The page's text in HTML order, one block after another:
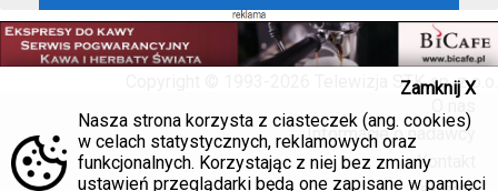
Zamknij X
Nasza strona korzysta z ciasteczek (ang. cookies)
w celach statystycznych, reklamowych oraz
funkcjonalnych. Korzystając z niej bez zmiany
ustawień przeglądarki będą one zapisane w pamięci
Copyright © 1993-2026 Telewizja STK sp. z o.o.
O nas
Informacje o nadawcy
Kontakt